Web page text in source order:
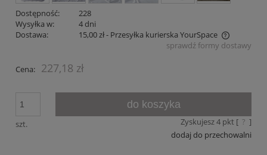
Dostępność:
228
Wysyłka w:
4 dni
Dostawa:
15,00 zł- Przesyłka kurierska YourSpace
Cena nie zawiera ewentualnych kosztów płatnościsprawdź formy dostawy
Cena: 227,18 zł
szt.
do koszyka
Zyskujesz4pkt [ ? ]
dodaj do przechowalni